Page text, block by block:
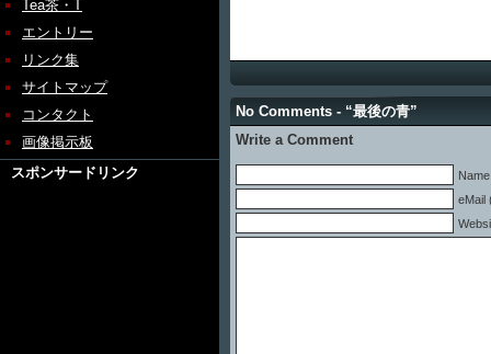
Tea茶・T
エントリー
リンク集
サイトマップ
コンタクト
画像掲示板
スポンサードリンク
No Comments - “最後の青”
Write a Comment
eMail